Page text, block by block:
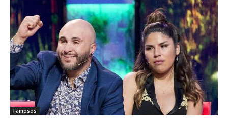
Famosos